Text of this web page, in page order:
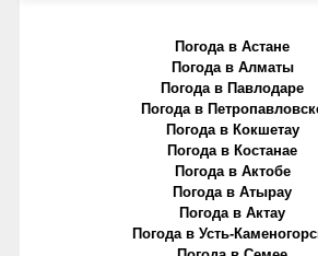
Погода в Астане
Погода в Алматы
Погода в Павлодаре
Погода в
Погода в Кокшетау
Погода в Костанае
Погода в Актобе
Погода в Атырау
Погода в Актау
Погода в Усть-